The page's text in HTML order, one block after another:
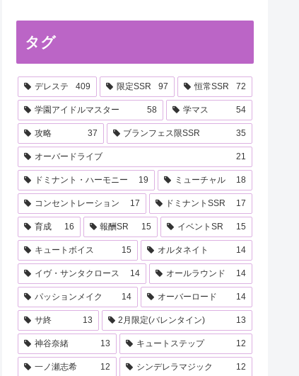
タグ
デレステ 409 限定SSR 97 恒常SSR 72
学園アイドルマスター 58 学マス 54
攻略 37 ブランフェス限SSR 35
オーバードライブ 21
ドミナント・ハーモニー 19 ミューチャル 18
コンセントレーション 17 ドミナントSSR 17
育成 16 報酬SR 15 イベントSR 15
キュートボイス 15 オルタネイト 14
イヴ・サンタクロース 14 オールラウンド 14
パッションメイク 14 オーバーロード 14
サ終 13 2月限定(バレンタイン) 13
神谷奈緒 13 キュートステップ 12
一ノ瀬志希 12 シンデレラマジック 12